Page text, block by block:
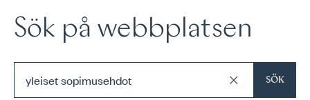
Sök på webbplatsen
SÖK